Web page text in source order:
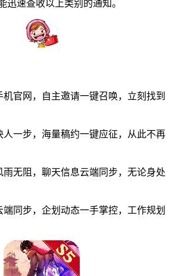
迅速查收以上类别的通知。
网，自主邀请一键召唤，立刻找到
一步，海量稿约一键应征，从此不再
无阻，聊天信息云端同步，无论身处
步，企划动态一手掌控，工作规划